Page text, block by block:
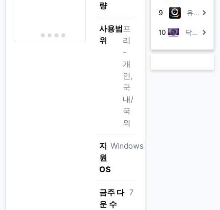
량
사용범
위
프
리
-
개
인,
국
내/
국
외
지
원
OS
Windows
금주 다
운 수
7
9 유캠 7
10 닥터캡쳐